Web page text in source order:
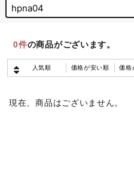
0件の商品がございます。
人気順 価格が安い順 価格
現在、商品はございません。